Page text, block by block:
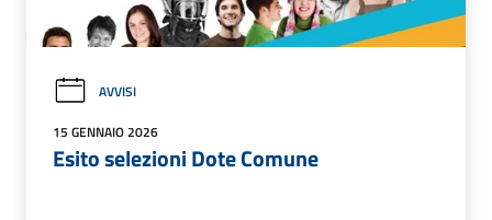
AVVISI
15 GENNAIO 2026
Esito selezioni Dote Comune